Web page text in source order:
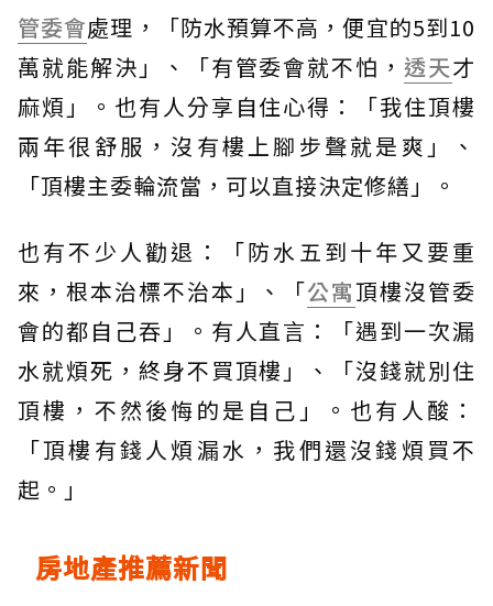
管委會處理，「防水預算不高，便宜的5到10
萬就能解決」、「有管委會就不怕，透天才
麻煩」。也有人分享自住心得：「我住頂樓
兩年很舒服，沒有樓上腳步聲就是爽」、
「頂樓主委輪流當，可以直接決定修繕」。
也有不少人勸退：「防水五到十年又要重
來，根本治標不治本」、「公寓頂樓沒管委
會的都自己吞」。有人直言：「遇到一次漏
水就煩死，終身不買頂樓」、「沒錢就別住
頂樓，不然後悔的是自己」。也有人酸：
「頂樓有錢人煩漏水，我們還沒錢煩買不
起。」
房地產推薦新聞